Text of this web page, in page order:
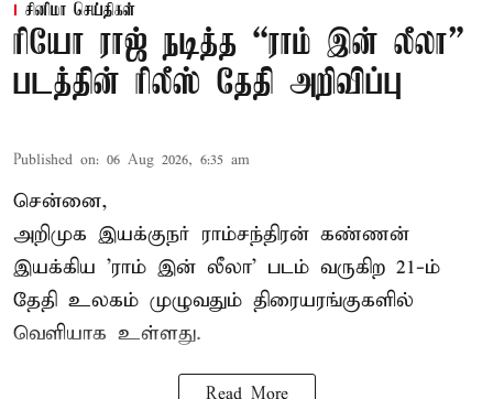
சினிமா செய்திகள்
ரியோ ராஜ் நடித்த “ராம் இன் லீலா”
படத்தின் ரிலீஸ் தேதி அறிவிப்பு
Published on: 06 Aug 2026, 6:35 am
சென்னை,
அறிமுக இயக்குநர் ராம்சந்திரன் கண்ணன்
இயக்கிய 'ராம் இன் லீலா' படம் வருகிற 21-ம்
தேதி உலகம் முழுவதும் திரையரங்குகளில்
வெளியாக உள்ளது.
Read More